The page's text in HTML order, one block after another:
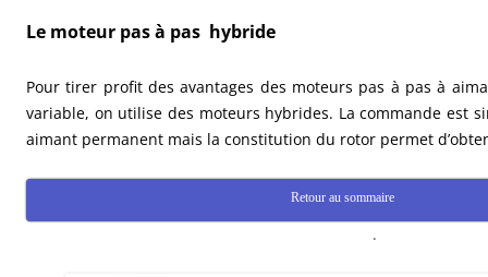
Le moteur pas à pas hybride
Pour tirer profit des avantages des moteurs pas à pas à
variable, on utilise des moteurs hybrides. La commande est
aimant permanent mais la constitution du rotor permet
Retour au sommaire
.